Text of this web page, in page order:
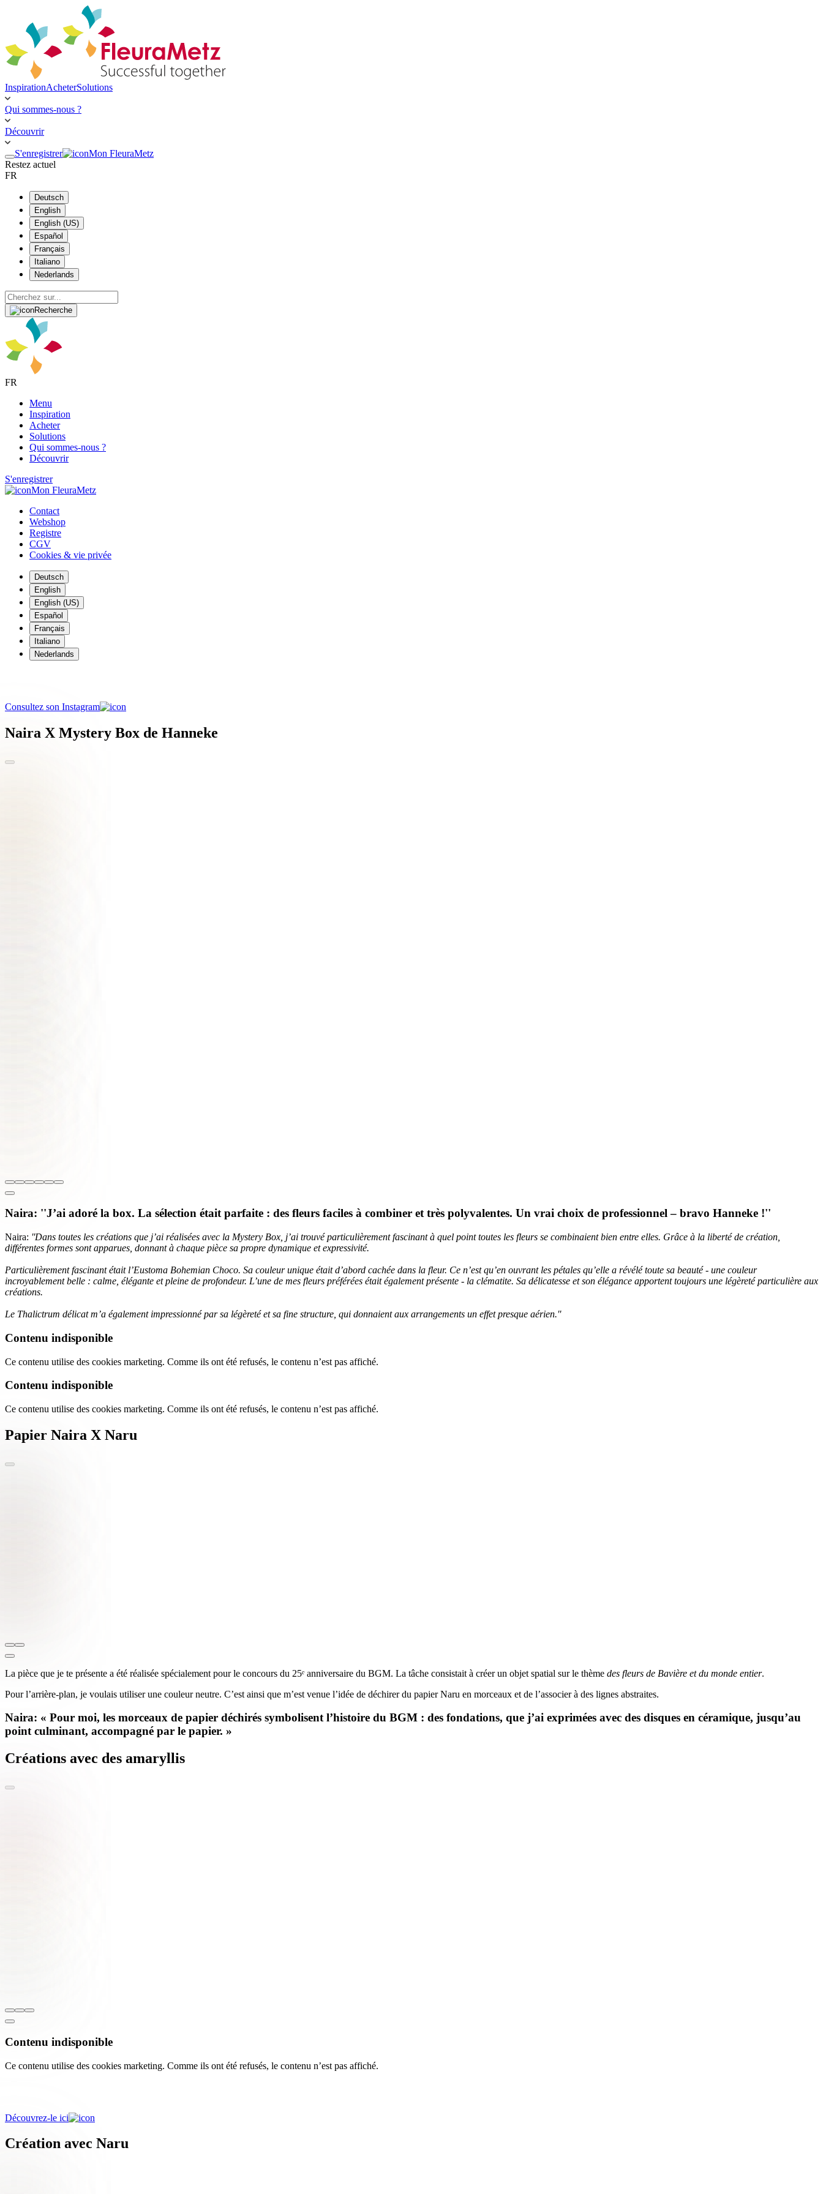
InspirationAcheterSolutions
Qui sommes-nous ?
Découvrir
S'enregistrer
Mon FleuraMetz
Restez actuel
FR
Deutsch
English
English (US)
Español
Français
Italiano
Nederlands
Recherche
FR
Menu
Inspiration
Acheter
Solutions
Qui sommes-nous ?
Découvrir
S'enregistrer
Mon FleuraMetz
Contact
Webshop
Registre
CGV
Cookies & vie privée
Deutsch
English
English (US)
Español
Français
Italiano
Nederlands
Consultez son Instagram
Naira X Mystery Box de Hanneke
Naira: ''J’ai adoré la box. La sélection était parfaite : des fleurs faciles à combiner et très polyvalentes. Un vrai choix de professionnel – bravo Hanneke !''
Naira: ''Dans toutes les créations que j’ai réalisées avec la Mystery Box, j’ai trouvé particulièrement fascinant à quel point toutes les fleurs se combinaient bien entre elles. Grâce à la liberté de création,
différentes formes sont apparues, donnant à chaque pièce sa propre dynamique et expressivité.
Particulièrement fascinant était l’Eustoma Bohemian Choco. Sa couleur unique était d’abord cachée dans la fleur. Ce n’est qu’en ouvrant les pétales qu’elle a révélé toute sa beauté - une couleur
incroyablement belle : calme, élégante et pleine de profondeur. L’une de mes fleurs préférées était également présente - la clématite. Sa délicatesse et son élégance apportent toujours une légèreté particulière aux
créations.
Le Thalictrum délicat m’a également impressionné par sa légèreté et sa fine structure, qui donnaient aux arrangements un effet presque aérien.''
Contenu indisponible
Ce contenu utilise des cookies marketing. Comme ils ont été refusés, le contenu n’est pas affiché.
Contenu indisponible
Ce contenu utilise des cookies marketing. Comme ils ont été refusés, le contenu n’est pas affiché.
Papier Naira X Naru
La pièce que je te présente a été réalisée spécialement pour le concours du 25ᵉ anniversaire du BGM. La tâche consistait à créer un objet spatial sur le thème des fleurs de Bavière et du monde entier.
Pour l’arrière-plan, je voulais utiliser une couleur neutre. C’est ainsi que m’est venue l’idée de déchirer du papier Naru en morceaux et de l’associer à des lignes abstraites.
Naira: « Pour moi, les morceaux de papier déchirés symbolisent l’histoire du BGM : des fondations, que j’ai exprimées avec des disques en céramique, jusqu’au
point culminant, accompagné par le papier. »
Créations avec des amaryllis
Contenu indisponible
Ce contenu utilise des cookies marketing. Comme ils ont été refusés, le contenu n’est pas affiché.
Découvrez-le ici
Création avec Naru